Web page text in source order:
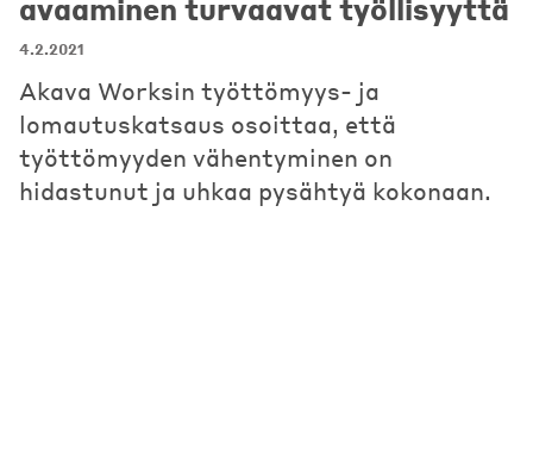
avaaminen turvaavat työllisyyttä
4.2.2021
Akava Worksin työttömyys- ja
lomautuskatsaus osoittaa, että
työttömyyden vähentyminen on
hidastunut ja uhkaa pysähtyä kokonaan.